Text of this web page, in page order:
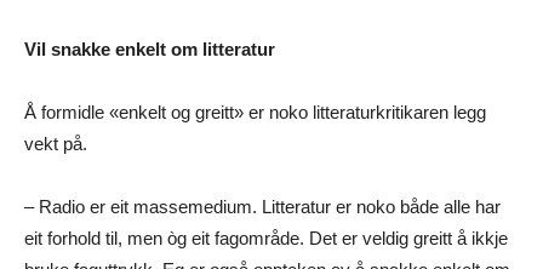
Vil snakke enkelt om litteratur
Å formidle «enkelt og greitt» er noko litteraturkritikaren legg
vekt på.
– Radio er eit massemedium. Litteratur er noko både alle har
eit forhold til, men òg eit fagområde. Det er veldig greitt å ikkje